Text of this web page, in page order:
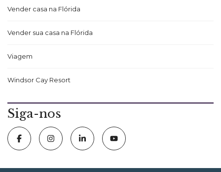
Vender casa na Flórida
Vender sua casa na Flórida
Viagem
Windsor Cay Resort
Siga-nos